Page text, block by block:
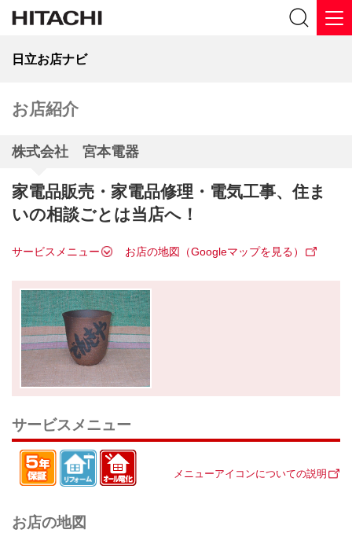
日立お店ナビ
お店紹介
株式会社 宮本電器
家電品販売・家電品修理・電気工事、住ま
いの相談ごとは当店へ！
サービスメニュー お店の地図（Googleマップを見る）
サービスメニュー
メニューアイコンについての説明
お店の地図